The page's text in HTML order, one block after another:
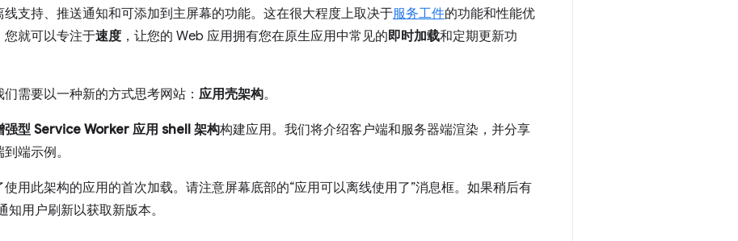
支持、推送通知和可添加到主屏幕的功能。这在很大程度上取决于服务工件的功能和性能优
您就可以专注于速度 ，让您的 Web 应用拥有您在原生应用中常见的即时加载和定期更新功
需要以一种新的方式思考网站： 应用壳架构。
强型 Service Worker 应用 shell 架构构建应用。我们将介绍客户端和服务器端渲染，并分享
端示例。
用此架构的应用的首次加载。请注意屏幕底部的“应用可以离线使用了”消息框。如果稍后有
用户刷新以获取新版本。